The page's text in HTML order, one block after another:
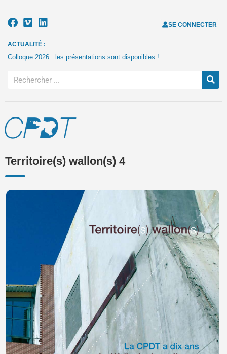
SE CONNECTER
ACTUALITÉ :
Colloque 2026 : les présentations sont disponibles !
Territoire(s) wallon(s) 4